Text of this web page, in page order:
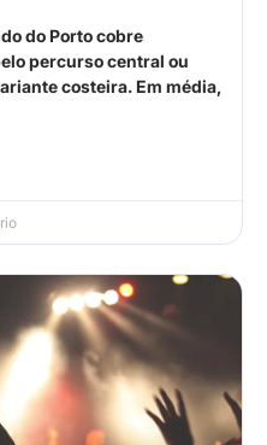
do Porto cobre
percurso central ou
costeira. Em média,